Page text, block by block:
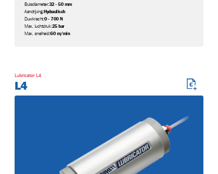
Buisdiameter:32 - 50 mm
Aandrijving:Hydraulisch
Duwkracht:0 - 700 N
Max. luchtdruk:25 bar
Max. snelheid:60 m/min
Lubricator L4
L4